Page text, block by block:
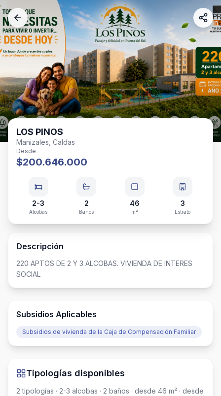
LOS PINOS
Manizales, Caldas
Desde
$200.646.000
2-3
Alcobas
2
Baños
46
m²
3
Estrato
Descripción
220 APTOS DE 2 Y 3 ALCOBAS. VIVIENDA DE INTERES
SOCIAL
Subsidios Aplicables
Subsidios de vivienda de la Caja de Compensación Familiar
Tipologías disponibles
2 tipologías · 2-3 alcobas · 2 baños · desde 46 m² · desde